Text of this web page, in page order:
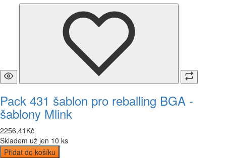
Pack 431 šablon pro reballing BGA -
šablony Mlink
2256,41 Kč
Skladem už jen 10 ks
Přidat do košíku